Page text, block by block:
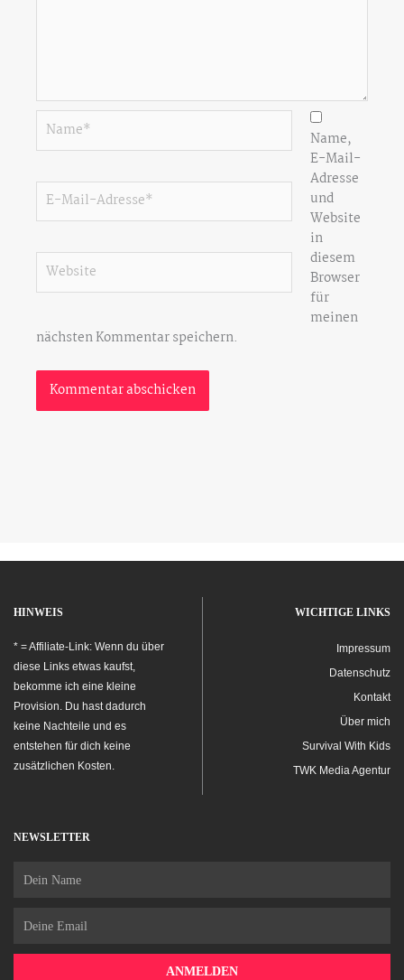
Name*
E-
Mail-
Website
Name,
E-Mail-
Adresse
und
Website
in
diesem
Browser
für
meinen
nächsten Kommentar speichern.
HINWEIS
* = Affiliate-Link: Wenn du über
diese Links etwas kaufst,
bekomme ich eine kleine
Provision. Du hast dadurch
keine Nachteile und es
entstehen für dich keine
zusätzlichen Kosten.
WICHTIGE LINKS
Impressum
Datenschutz
Kontakt
Über mich
Survival With Kids
TWK Media Agentur
NEWSLETTER
ANMELDEN